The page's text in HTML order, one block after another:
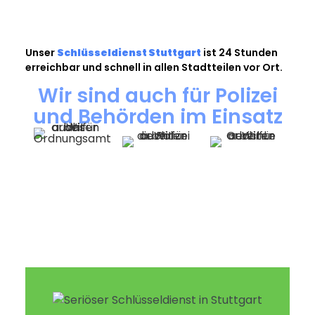
Unser Schlüsseldienst Stuttgart ist 24 Stunden
erreichbar und schnell in allen Stadtteilen vor Ort.
Wir sind auch für Polizei
und Behörden im Einsatz